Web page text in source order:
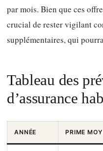
par mois. Bien que ces
crucial de rester vigilant
supplémentaires, qui
Tableau des
d’assurance
ANNÉE PRIME